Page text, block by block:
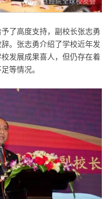
了高度支持，副校长张志勇
。张志勇介绍了学校近年发
发展成果喜人，但仍存在着
等情况。